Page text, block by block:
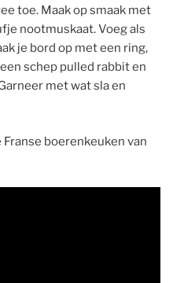
toe. Maak op smaak met
nootmuskaat. Voeg als
je bord op met een ring,
schep pulled rabbit en
met wat sla en
boerenkeuken van